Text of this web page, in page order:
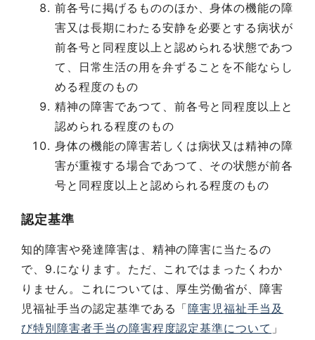
前各号に掲げるもののほか、身体の機能の障
害又は長期にわたる安静を必要とする病状が
前各号と同程度以上と認められる状態であつ
て、日常生活の用を弁ずることを不能ならし
める程度のもの
精神の障害であつて、前各号と同程度以上と
認められる程度のもの
身体の機能の障害若しくは病状又は精神の障
害が重複する場合であつて、その状態が前各
号と同程度以上と認められる程度のもの
認定基準
知的障害や発達障害は、精神の障害に当たるの
で、9.になります。ただ、これではまったくわか
りません。これについては、厚生労働省が、障害
児福祉手当の認定基準である「障害児福祉手当及
び特別障害者手当の障害程度認定基準について 」